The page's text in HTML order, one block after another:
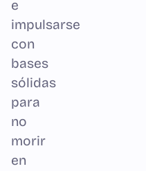
e
impulsarse
con
bases
sólidas
para
no
morir
en